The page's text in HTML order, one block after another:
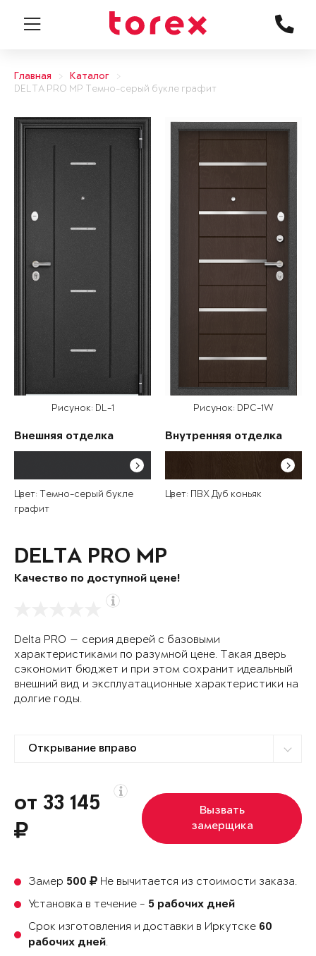
Главная
Каталог
DELTA PRO MP Темно-серый букле графит
Рисунок: DL-1
Внешняя отделка
Цвет: Темно-серый букле
графит
Рисунок: DPC-1W
Внутренняя отделка
Цвет: ПВХ Дуб коньяк
DELTA PRO MP
Качество по доступной цене!
Delta PRO — серия дверей с базовыми
характеристиками по разумной цене. Такая дверь
сэкономит бюджет и при этом сохранит идеальный
внешний вид и эксплуатационные характеристики на
долгие годы.
от 33 145
Вызвать
замерщика
Замер 500
Не вычитается из стоимости заказа.
Установка в течение - 5 рабочих дней
Срок изготовления и доставки в Иркутске 60
рабочих дней.